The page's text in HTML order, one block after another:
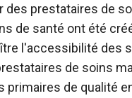
des prestataires de
de santé ont été
l'accessibilité des
de soins
primaires de qualité